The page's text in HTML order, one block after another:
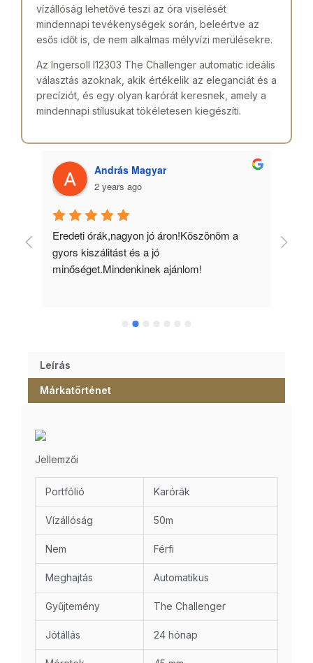
vízállóság lehetővé teszi az óra viselését
mindennapi tevékenységek során, beleértve az
esős időt is, de nem alkalmas mélyvízi merülésekre.
Az Ingersoll I12303 The Challenger automatic ideális
választás azoknak, akik értékelik az eleganciát és a
precíziót, és egy olyan karórát keresnek, amely a
mindennapi stílusukat tökéletesen kiegészíti.
András Magyar
2 years ago
Eredeti órák,nagyon jó áron!Köszönöm a
gyors kiszálitást és a jó
minőséget.Mindenkinek ajánlom!
Leírás
Márkatörténet
Jellemzői
Portfólió Karórák
Vízállóság 50m
Nem Férfi
Meghajtás Automatikus
Gyűjtemény The Challenger
Jótállás 24 hónap